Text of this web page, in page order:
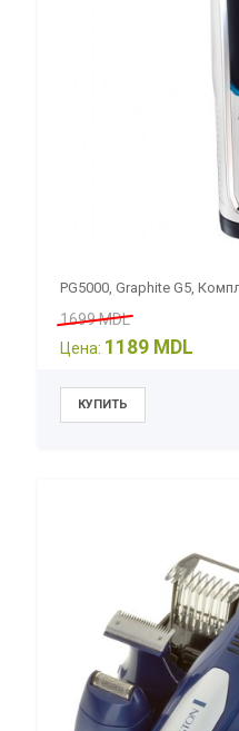
PG5000, Graphite G5,
1699 MDL
Цена: 1189 MDL